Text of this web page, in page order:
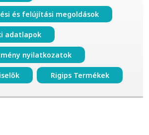
és felújítási megoldások
adatlapok
nyilatkozatok
Rigips Termékek